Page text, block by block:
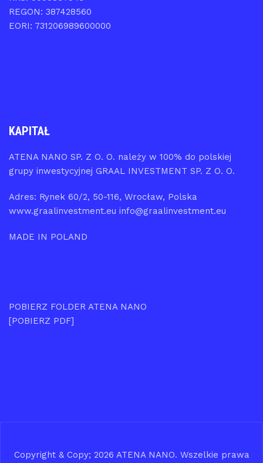
REGON: 387428560
EORI: 731206989600000
KAPITAŁ
ATENA NANO SP. Z O. O. należy w 100% do polskiej
grupy inwestycyjnej GRAAL INVESTMENT SP. Z O. O.
Adres: Rynek 60/2, 50-116, Wrocław, Polska
www.graalinvestment.eu info@graalinvestment.eu
MADE IN POLAND
POBIERZ FOLDER ATENA NANO
[POBIERZ PDF]
Copyright & Copy; 2026 ATENA NANO. Wszelkie prawa